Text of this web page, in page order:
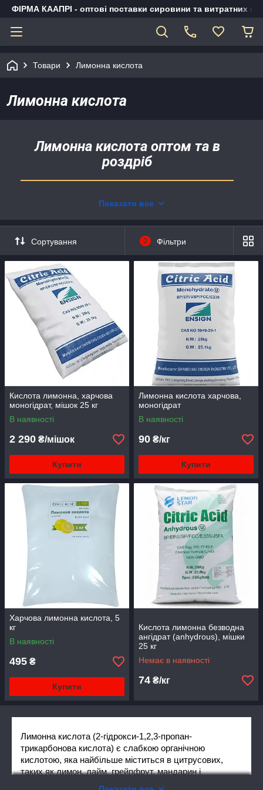
ФІРМА КААПРІ - оптові поставки сировини та витратних
Товари Лимонна кислота
Лимонна кислота
Лимонна кислота оптом та в
роздріб
Завжди в наявності.
Можливість самовивезення зі складів у
Києві, Кропивницькому та Житомирі.
Показати все
Сортування 0 Фільтри
Кислота лимонна, харчова
моногідрат, мішок 25 кг
В наявності
2 290 ₴/мішок
Купити
Лимонна кислота харчова,
моногідрат
В наявності
90 ₴/кг
Купити
Харчова лимонна кислота, 5
кг
В наявності
495 ₴
Купити
Кислота лимонна безводна
ангідрат (anhydrous), мішки
25 кг
Немає в наявності
74 ₴/кг
Лимонна кислота (2-гідрокси-1,2,3-пропан-
трикарбонова кислота) є слабкою органічною
кислотою, яка найбільше міститься в цитрусових,
таких як лимон, лайм, грейпфрут, мандарин і